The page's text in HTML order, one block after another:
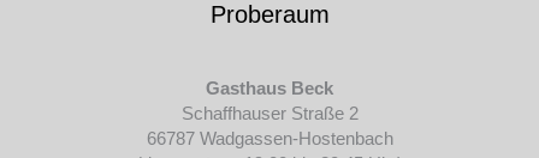
Proberaum
Gasthaus Beck
Schaffhauser Straße 2
66787 Wadgassen-Hostenbach